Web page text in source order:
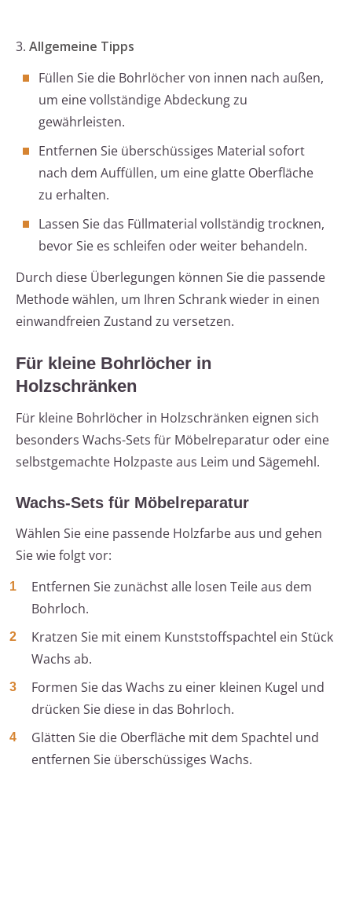
3. Allgemeine Tipps
Füllen Sie die Bohrlöcher von innen nach außen,
um eine vollständige Abdeckung zu
gewährleisten.
Entfernen Sie überschüssiges Material sofort
nach dem Auffüllen, um eine glatte Oberfläche
zu erhalten.
Lassen Sie das Füllmaterial vollständig trocknen,
bevor Sie es schleifen oder weiter behandeln.
Durch diese Überlegungen können Sie die passende
Methode wählen, um Ihren Schrank wieder in einen
einwandfreien Zustand zu versetzen.
Für kleine Bohrlöcher in
Holzschränken
Für kleine Bohrlöcher in Holzschränken eignen sich
besonders Wachs-Sets für Möbelreparatur oder eine
selbstgemachte Holzpaste aus Leim und Sägemehl.
Wachs-Sets für Möbelreparatur
Wählen Sie eine passende Holzfarbe aus und gehen
Sie wie folgt vor:
Entfernen Sie zunächst alle losen Teile aus dem
Bohrloch.
Kratzen Sie mit einem Kunststoffspachtel ein Stück
Wachs ab.
Formen Sie das Wachs zu einer kleinen Kugel und
drücken Sie diese in das Bohrloch.
Glätten Sie die Oberfläche mit dem Spachtel und
entfernen Sie überschüssiges Wachs.